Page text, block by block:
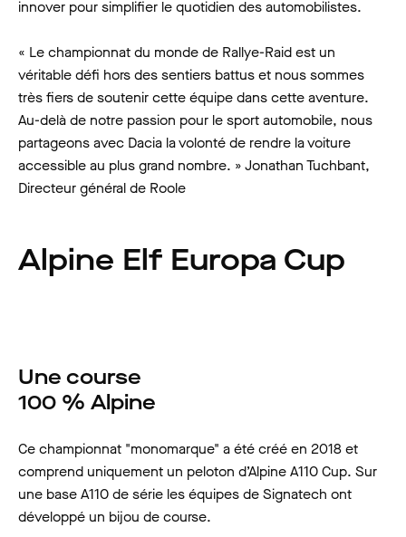
innover pour simplifier le quotidien des automobilistes.​
« Le championnat du monde de Rallye-Raid est un
véritable défi hors des sentiers battus et nous sommes
très fiers de soutenir cette équipe dans cette aventure.
Au-delà de notre passion pour le sport automobile, nous
partageons avec Dacia la volonté de rendre la voiture
accessible au plus grand nombre. » Jonathan Tuchbant,
Directeur général de Roole
Une course
100 % Alpine
Ce championnat "monomarque" a été créé en 2018 et
comprend uniquement un peloton d’Alpine A110 Cup. Sur
une base A110 de série les équipes de Signatech ont
développé un bijou de course.